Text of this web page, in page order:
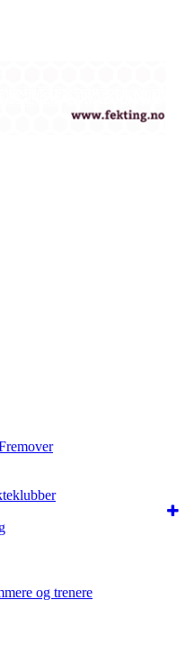
og trenere